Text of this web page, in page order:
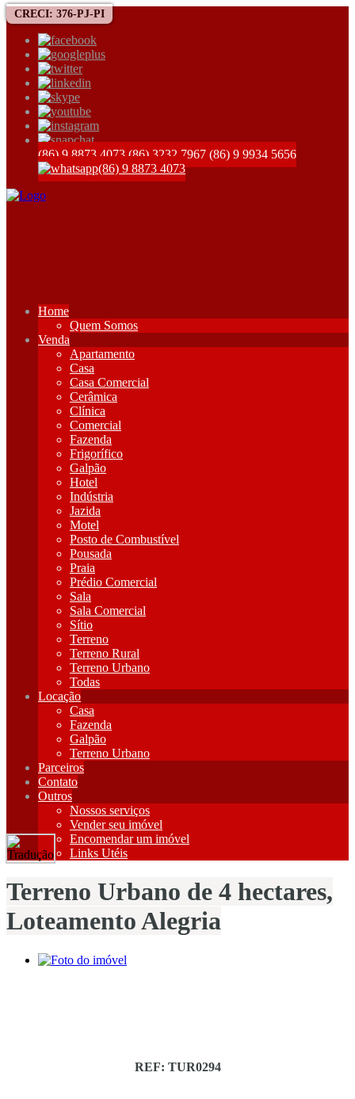
CRECI: 376-PJ-PI
(86) 9 8873 4073 (86) 3232 7967 (86) 9 9934 5656
(86) 9 8873 4073
Home
Quem Somos
Venda
Apartamento
Casa
Casa Comercial
Cerâmica
Clínica
Comercial
Fazenda
Frigorífico
Galpão
Hotel
Indústria
Jazida
Motel
Posto de Combustível
Pousada
Praia
Prédio Comercial
Sala
Sala Comercial
Sítio
Terreno
Terreno Rural
Terreno Urbano
Todas
Locação
Casa
Fazenda
Galpão
Terreno Urbano
Parceiros
Contato
Outros
Nossos serviços
Vender seu imóvel
Encomendar um imóvel
Links Utéis
Terreno Urbano de 4 hectares,
Loteamento Alegria
REF: TUR0294